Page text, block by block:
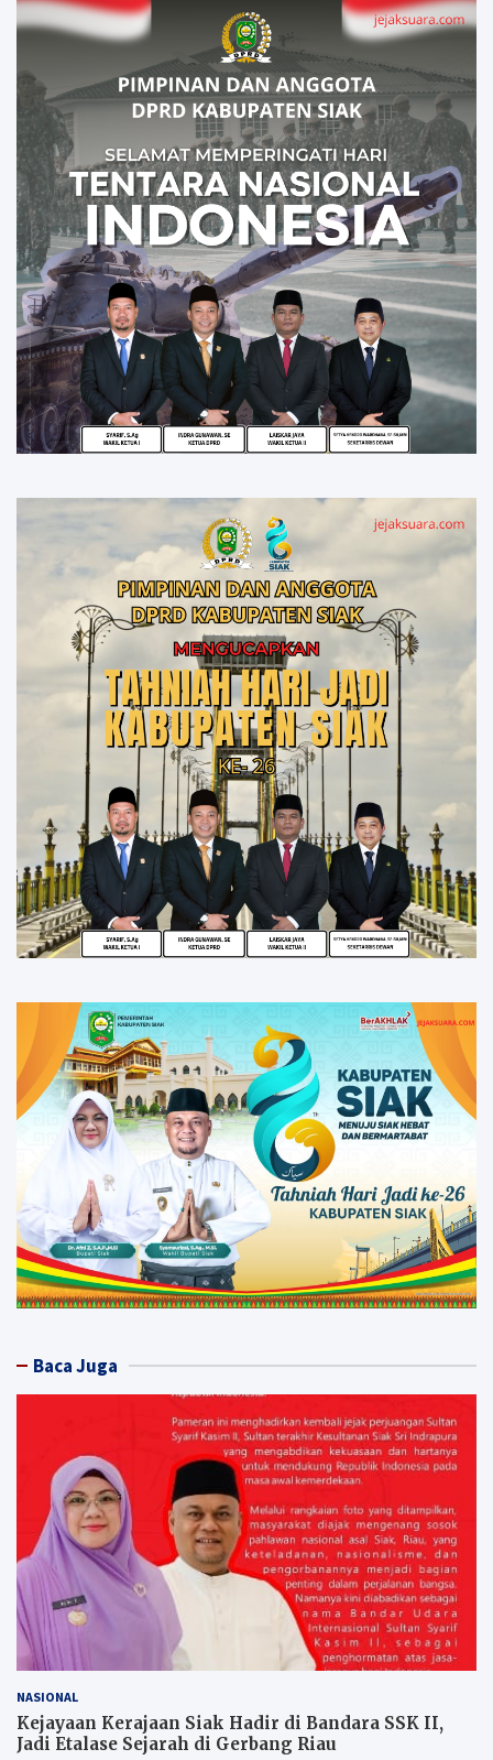
Baca Juga
NASIONAL
Kejayaan Kerajaan Siak Hadir di Bandara SSK II,
Jadi Etalase Sejarah di Gerbang Riau